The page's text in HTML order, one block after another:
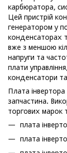
карбюратора,
Цей пристрій
генератором у
конденсаторах
вже з меншою
напруги та
плати
конденсатори
Плата
запчастина.
торгових марок
плата
плата